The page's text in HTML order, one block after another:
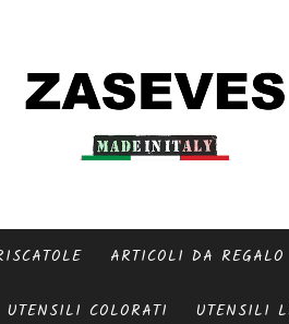
ARTICOLI DA REGALO
UTENSILI COLORATI UTENSILI